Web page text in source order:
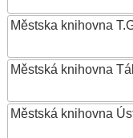
Městska knihovna
Městská knihovna
Městská knihovna